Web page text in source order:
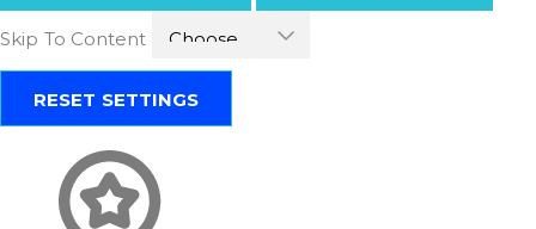
Skip To Content
RESET SETTINGS